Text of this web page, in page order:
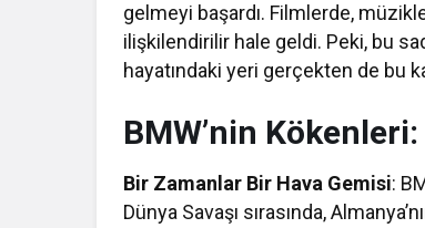
gelmeyi başardı. Filmlerde,
ilişkilendirilir hale geldi. Peki, bu
hayatındaki yeri gerçekten de bu
BMW’nin
Bir Zamanlar Bir Hava Gemisi:
Dünya Savaşı sırasında,